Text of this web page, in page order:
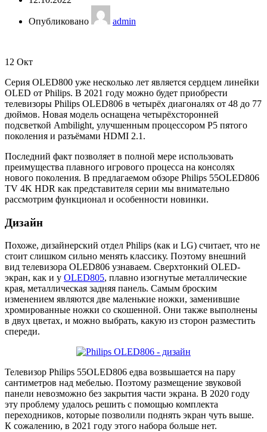
Опубликовано admin
12 Окт
Серия OLED800 уже несколько лет является сердцем линейки
OLED от Philips. В 2021 году можно будет приобрести
телевизоры Philips OLED806 в четырёх диагоналях от 48 до 77
дюймов. Новая модель оснащена четырёхсторонней
подсветкой Ambilight, улучшенным процессором P5 пятого
поколения и разъёмами HDMI 2.1.
Последний факт позволяет в полной мере использовать
преимущества плавного игрового процесса на консолях
нового поколения. В предлагаемом обзоре Philips 55OLED806
TV 4K HDR как представителя серии мы внимательно
рассмотрим функционал и особенности новинки.
Дизайн
Похоже, дизайнерский отдел Philips (как и LG) считает, что не
стоит слишком сильно менять классику. Поэтому внешний
вид телевизора OLED806 узнаваем. Сверхтонкий OLED-
экран, как и у OLED805, плавно изогнутые металлические
края, металлическая задняя панель. Самым броским
изменением являются две маленькие ножки, заменившие
хромированные ножки со скошенной. Они также выполнены
в двух цветах, и можно выбрать, какую из сторон разместить
спереди.
Телевизор Philips 55OLED806 едва возвышается на пару
сантиметров над мебелью. Поэтому размещение звуковой
панели невозможно без закрытия части экрана. В 2020 году
эту проблему удалось решить с помощью комплекта
переходников, которые позволили поднять экран чуть выше.
К сожалению, в 2021 году этого набора больше нет.